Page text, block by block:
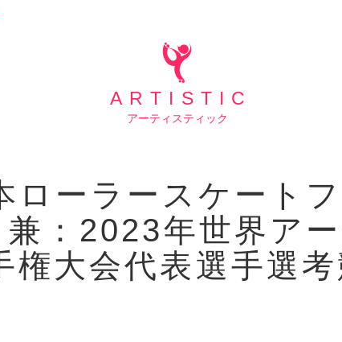
ARTISTIC
アーティスティック
ローラースケート
年世界アー
権大会代表選手選